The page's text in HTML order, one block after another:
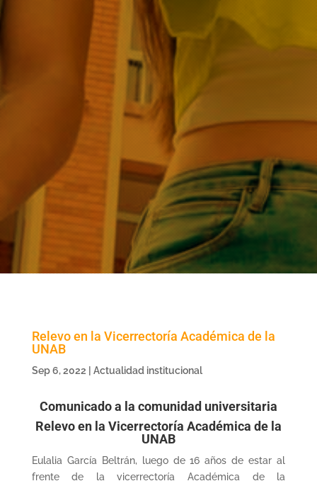
Relevo en la Vicerrectoría Académica de la
UNAB
Sep 6, 2022 Actualidad institucional
Comunicado a la comunidad universitaria
Relevo en la Vicerrectoría Académica de la
UNAB
Eulalia García Beltrán, luego de 16 años de estar al
frente de la vicerrectoría Académica de la